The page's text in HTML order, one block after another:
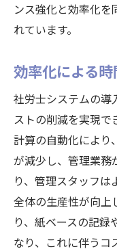
ンス強化と効率化を
れています。
効率化による
社労士システムの導
ストの削減を実現で
計算の自動化により
が減少し、管理業務
り、管理スタッフ
全体の生産性が向上
り、紙ベースの記
なり、これに伴うコ